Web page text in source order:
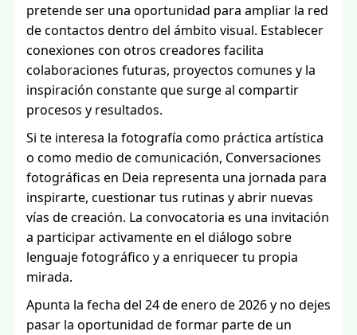
pretende ser una oportunidad para ampliar la red
de contactos dentro del ámbito visual. Establecer
conexiones con otros creadores facilita
colaboraciones futuras, proyectos comunes y la
inspiración constante que surge al compartir
procesos y resultados.
Si te interesa la fotografía como práctica artística
o como medio de comunicación, Conversaciones
fotográficas en Deia representa una jornada para
inspirarte, cuestionar tus rutinas y abrir nuevas
vías de creación. La convocatoria es una invitación
a participar activamente en el diálogo sobre
lenguaje fotográfico y a enriquecer tu propia
mirada.
Apunta la fecha del 24 de enero de 2026 y no dejes
pasar la oportunidad de formar parte de un